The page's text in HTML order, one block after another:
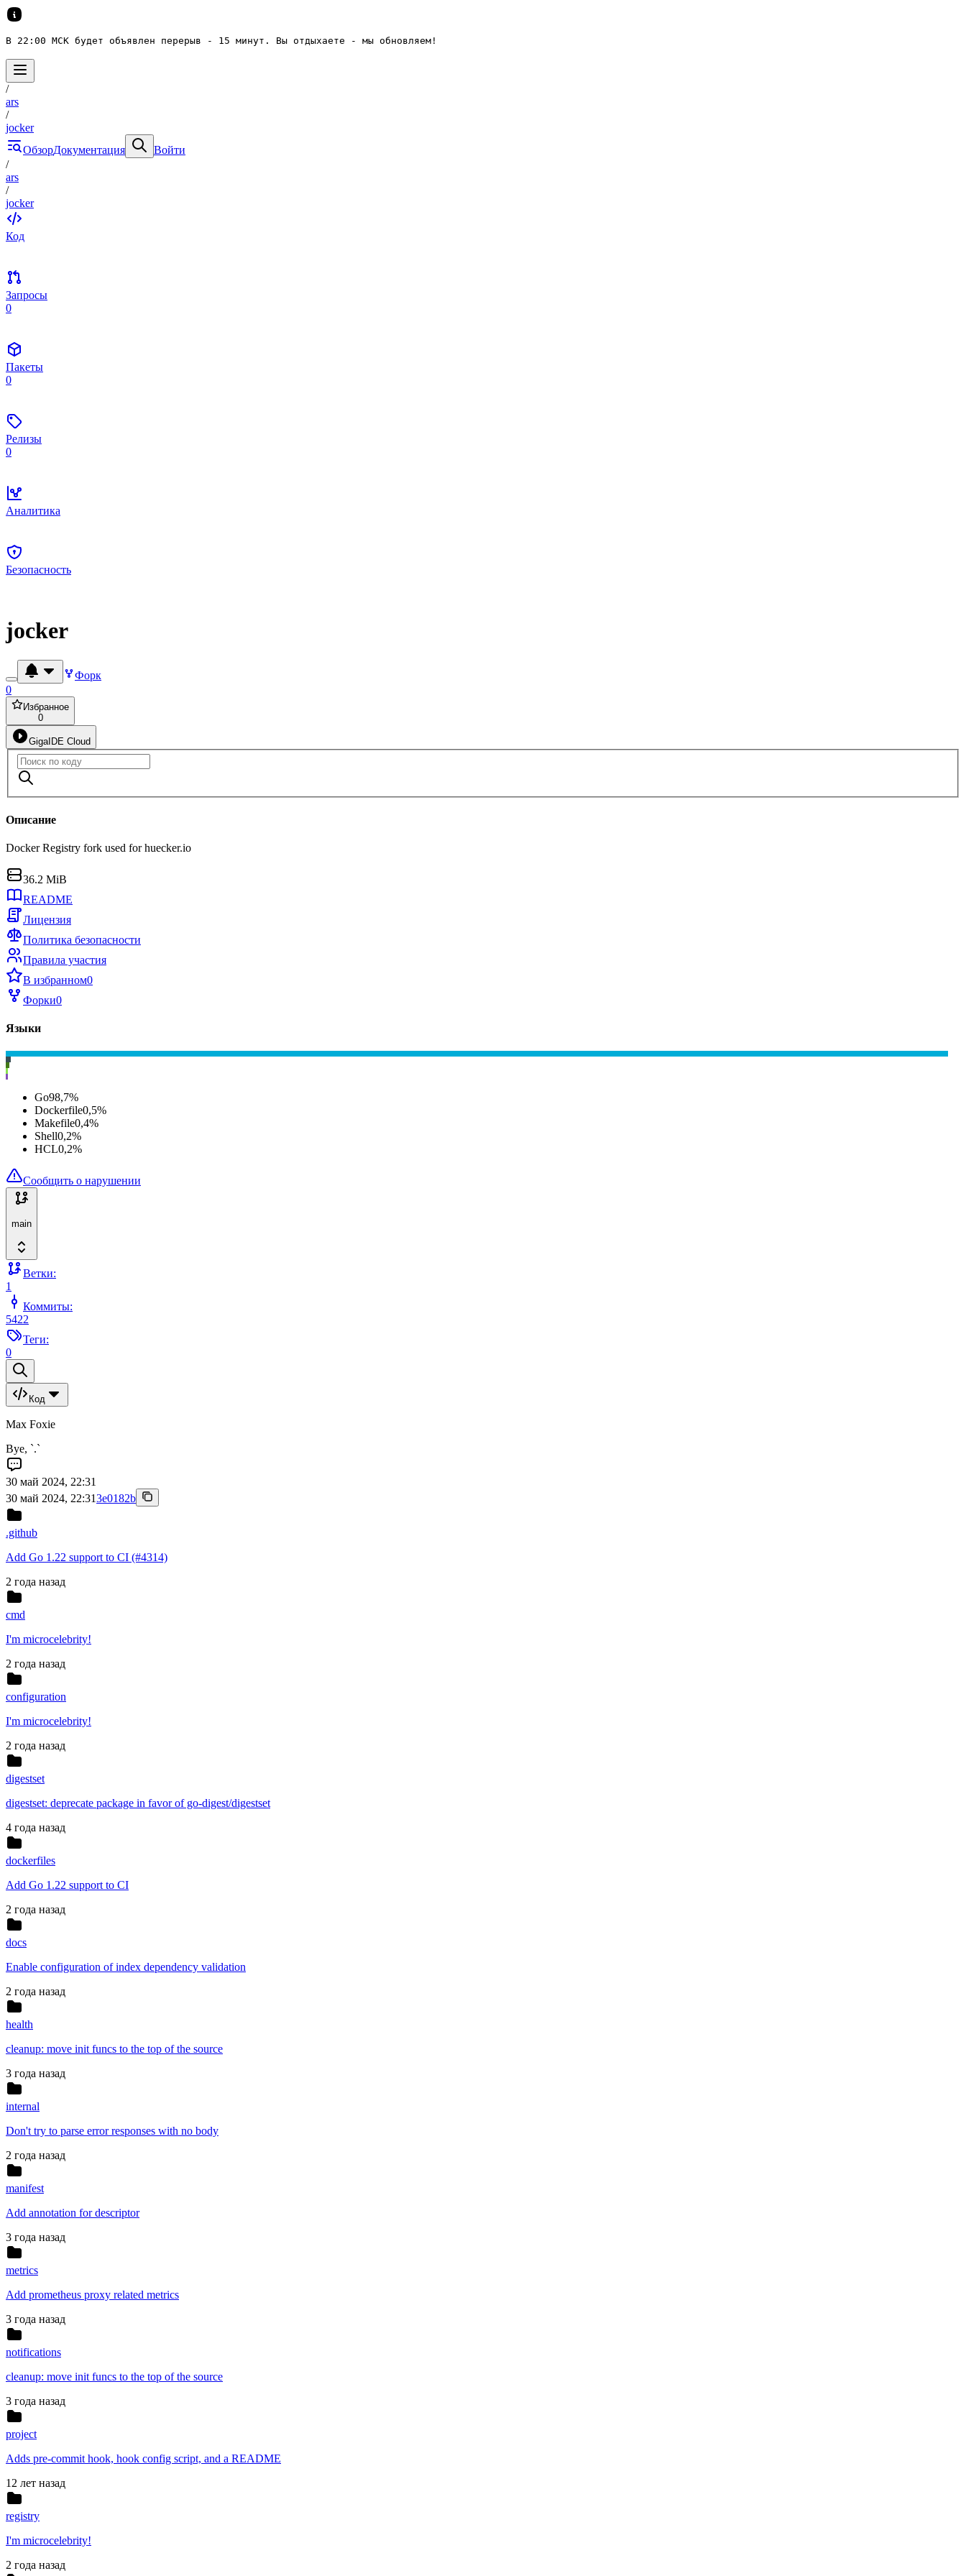
В 22:00 МСК будет объявлен перерыв - 15 минут. Вы отдыхаете - мы обновляем!
/
ars
/
jocker
ОбзорДокументация
Войти
/
ars
/
jocker
Код
Запросы
0
Пакеты
0
Релизы
0
Аналитика
Безопасность
jocker
Форк
0
Избранное
0
GigaIDE Cloud
Описание
Docker Registry fork used for huecker.io
36.2 MiB
README
Лицензия
Политика безопасности
Правила участия
В избранном0
Форки0
Языки
Go98,7%
Dockerfile0,5%
Makefile0,4%
Shell0,2%
HCL0,2%
Сообщить о нарушении
main
Ветки:
1
Коммиты:
5422
Теги:
0
Код
Max Foxie
Bye, `.`
30 май 2024, 22:31
30 май 2024, 22:313e0182b
.github
Add Go 1.22 support to CI (#4314)
2 года назад
cmd
I'm microcelebrity!
2 года назад
configuration
I'm microcelebrity!
2 года назад
digestset
digestset: deprecate package in favor of go-digest/digestset
4 года назад
dockerfiles
Add Go 1.22 support to CI
2 года назад
docs
Enable configuration of index dependency validation
2 года назад
health
cleanup: move init funcs to the top of the source
3 года назад
internal
Don't try to parse error responses with no body
2 года назад
manifest
Add annotation for descriptor
3 года назад
metrics
Add prometheus proxy related metrics
3 года назад
notifications
cleanup: move init funcs to the top of the source
3 года назад
project
Adds pre-commit hook, hook config script, and a README
12 лет назад
registry
I'm microcelebrity!
2 года назад